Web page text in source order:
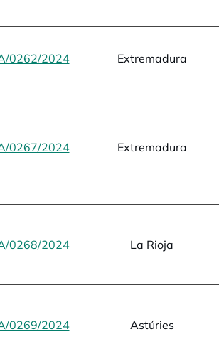
0262/2024opens in a new tab
Extremadura
0267/2024opens in a new tab
Extremadura
0268/2024opens in a new tab
La Rioja
0269/2024opens in a new tab
Astúries